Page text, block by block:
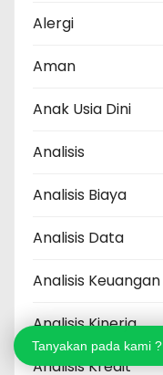
Alergi
Aman
Anak Usia Dini
Analisis
Analisis Biaya
Analisis Data
Analisis Keuangan
Analisis Kinerja
Analisis Kredit
Tanyakan pada kami ?